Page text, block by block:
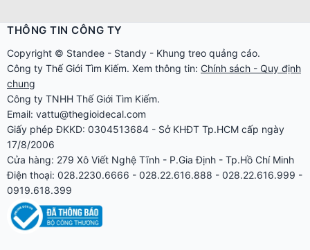
THÔNG TIN CÔNG TY
Copyright © Standee - Standy - Khung treo quảng cáo.
Công ty Thế Giới Tìm Kiếm. Xem thông tin: Chính sách - Quy định
chung
Công ty TNHH Thế Giới Tìm Kiếm.
Email: vattu@thegioidecal.com
Giấy phép ĐKKD: 0304513684 - Sở KHĐT Tp.HCM cấp ngày
17/8/2006
Cửa hàng: 279 Xô Viết Nghệ Tĩnh - P.Gia Định - Tp.Hồ Chí Minh
Điện thoại: 028.2230.6666 - 028.22.616.888 - 028.22.616.999 -
0919.618.399